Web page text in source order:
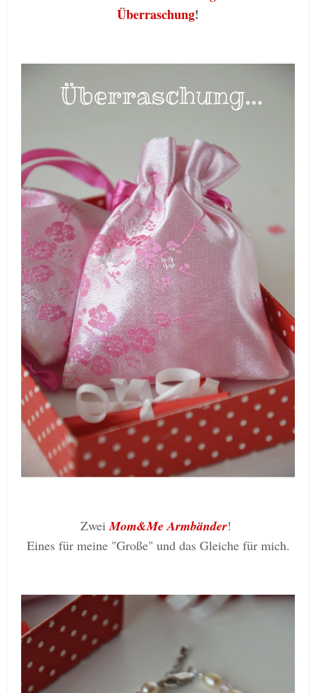
Überraschung!
Zwei Mom&Me Armbänder!
Eines für meine "Große" und das Gleiche für mich.